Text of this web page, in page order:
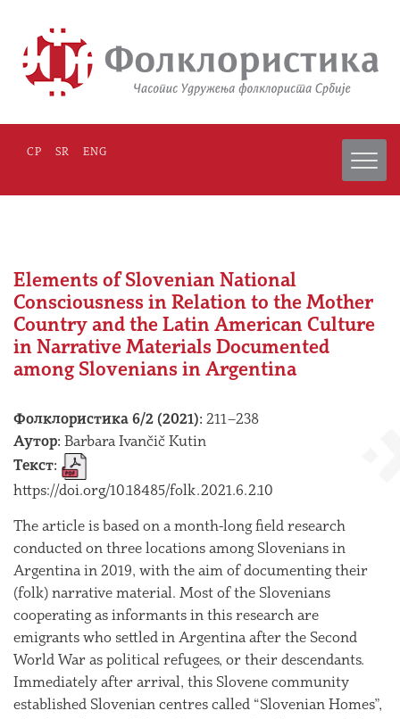
СР SR ENG
Elements of Slovenian National
Consciousness in Relation to the Mother
Country and the Latin American Culture
in Narrative Materials Documented
among Slovenians in Argentina
Фолклористика 6/2 (2021): 211–238
Аутор: Barbara Ivančič Kutin
Текст:
https://doi.org/10.18485/folk.2021.6.2.10
The article is based on a month-long field research
conducted on three locations among Slovenians in
Argentina in 2019, with the aim of documenting their
(folk) narrative material. Most of the Slovenians
cooperating as informants in this research are
emigrants who settled in Argentina after the Second
World War as political refugees, or their descendants.
Immediately after arrival, this Slovene community
established Slovenian centres called “Slovenian Homes”,